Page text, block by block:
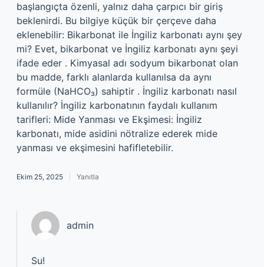
başlangıçta özenli, yalnız daha çarpıcı bir giriş
beklenirdi. Bu bilgiye küçük bir çerçeve daha
eklenebilir: Bikarbonat ile İngiliz karbonatı aynı şey
mi? Evet, bikarbonat ve İngiliz karbonatı aynı şeyi
ifade eder . Kimyasal adı sodyum bikarbonat olan
bu madde, farklı alanlarda kullanılsa da aynı
formüle (NaHCO₃) sahiptir . İngiliz karbonatı nasıl
kullanılır? İngiliz karbonatının faydalı kullanım
tarifleri: Mide Yanması ve Ekşimesi: İngiliz
karbonatı, mide asidini nötralize ederek mide
yanması ve ekşimesini hafifletebilir.
Ekim 25, 2025 Yanıtla
admin
Su!